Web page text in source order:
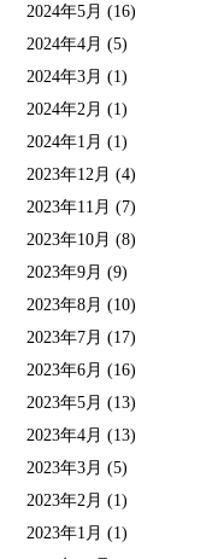
2024年5月 (16)
2024年4月 (5)
2024年3月 (1)
2024年2月 (1)
2024年1月 (1)
2023年12月 (4)
2023年11月 (7)
2023年10月 (8)
2023年9月 (9)
2023年8月 (10)
2023年7月 (17)
2023年6月 (16)
2023年5月 (13)
2023年4月 (13)
2023年3月 (5)
2023年2月 (1)
2023年1月 (1)